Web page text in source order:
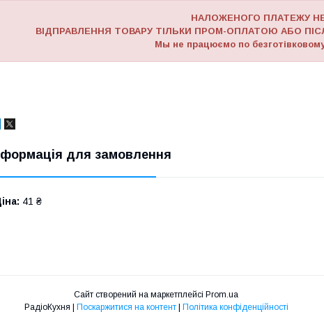
НАЛОЖЕНОГО ПЛАТЕЖУ
ВІДПРАВЛЕННЯ ТОВАРУ ТІЛЬКИ ПРОМ-ОПЛАТОЮ АБО
Мы не працюємо по
для замовлення
41 ₴
Сайт створений на маркетплейсі Prom.ua
Поскаржитися на контент Політика конфіденційності